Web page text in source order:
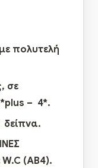
πολυτελή
σε
plus – 4*.
W.C(ΑΒ4).